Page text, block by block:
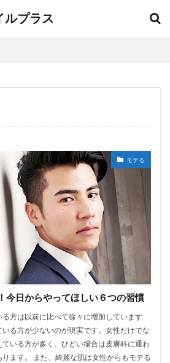
ルプラス
モテる
今日からやってほしい６つの習慣
方は以前に比べて徐々に増加しています
る方が少ないのが現実です。女性だけでな
ている方が多く、ひどい場合は皮膚科に通わ
ます。 また、綺麗な肌は女性からもモテる